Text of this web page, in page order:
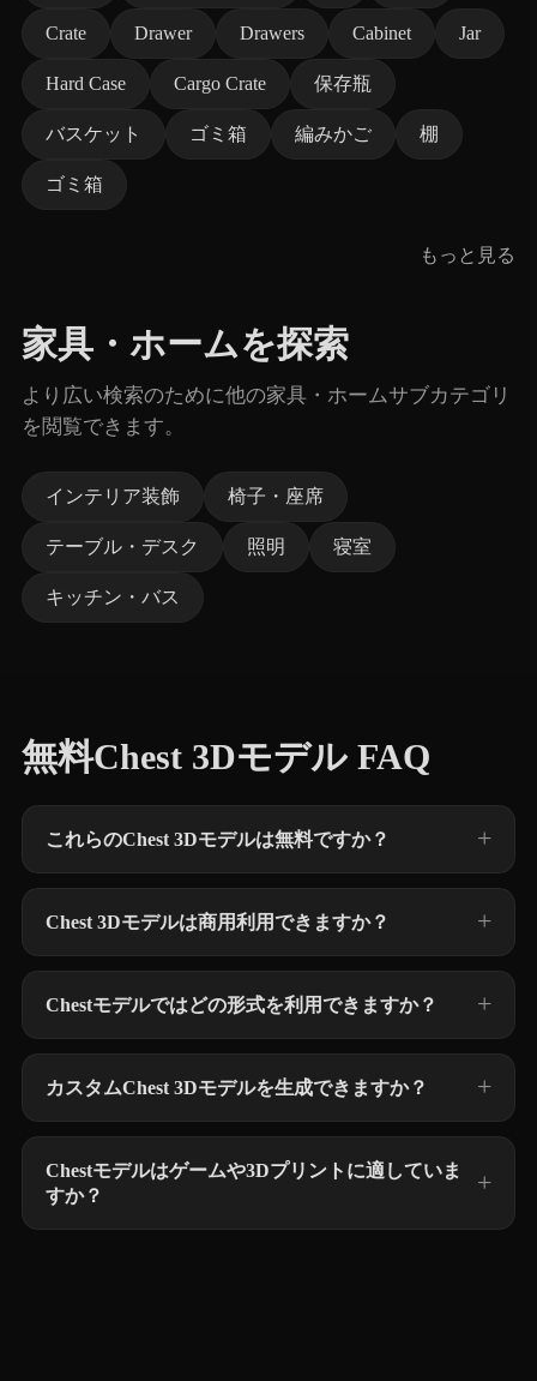
Crate Drawer Drawers Cabinet Jar
Hard Case Cargo Crate 保存瓶
バスケット ゴミ箱 編みかご 棚
ゴミ箱
もっと見る
家具・ホームを探索
より広い検索のために他の家具・ホームサブカテゴリ
を閲覧できます。
インテリア装飾 椅子・座席
テーブル・デスク 照明 寝室
キッチン・バス
無料Chest 3Dモデル FAQ
これらのChest 3Dモデルは無料ですか？
Chest 3Dモデルは商用利用できますか？
Chestモデルではどの形式を利用できますか？
カスタムChest 3Dモデルを生成できますか？
Chestモデルはゲームや3Dプリントに適していま
すか？